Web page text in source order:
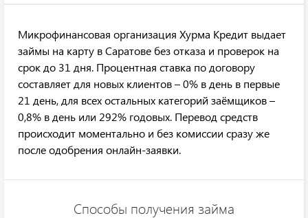
Микрофинансовая организация Хурма Кредит выдает
займы на карту в Саратове без отказа и проверок на
срок до 31 дня. Процентная ставка по договору
составляет для новых клиентов – 0% в день в первые
21 день, для всех остальных категорий заёмщиков –
0,8% в день или 292% годовых. Перевод средств
происходит моментально и без комиссии сразу же
после одобрения онлайн-заявки.
Способы получения займа